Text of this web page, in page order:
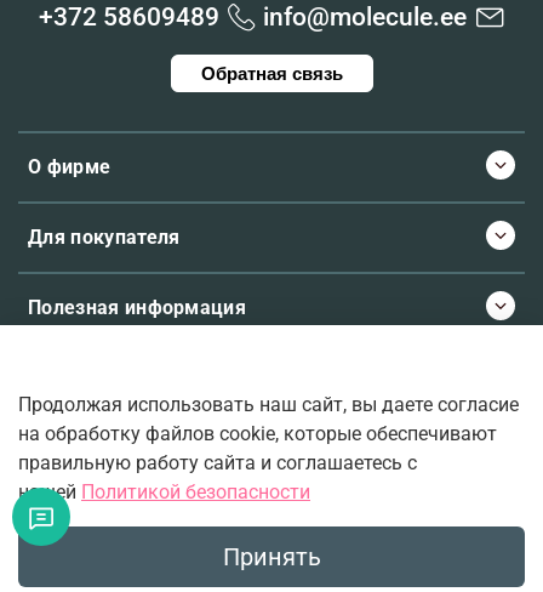
О фирме
Для покупателя
Полезная информация
+372 58609489 info@molecule.ee
Обратная связь
© 2026 Molecule.ee. Все права защищены
Ваш верный проводник во вселенную ароматов.
Продолжая использовать наш сайт, вы даете согласие
на обработку файлов cookie, которые обеспечивают
правильную работу сайта и соглашаетесь с
нашей Политикой безопасности
Принять